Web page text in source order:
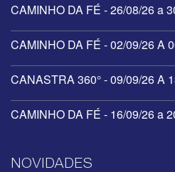
CAMINHO DA FÉ - 26/08/26 a
CAMINHO DA FÉ - 02/09/26 A
CANASTRA 360° - 09/09/26 A
CAMINHO DA FÉ - 16/09/26 a
NOVIDADES